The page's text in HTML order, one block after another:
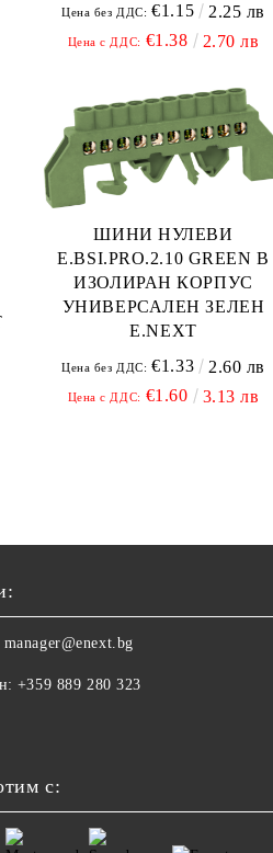
Цена без ДДС: €1.15 2.25 лв
Цена с ДДС: €1.38 2.70 лв
ШИНИ НУЛЕВИ
E.BSI.PRO.2.10 GREEN В
ИЗОЛИРАН КОРПУС
УНИВЕРСАЛЕН ЗЕЛЕН
E.NEXT
Цена без ДДС: €1.33 2.60 лв
Цена с ДДС: €1.60 3.13 лв
manager@enext.bg
+359 889 280 323
с: